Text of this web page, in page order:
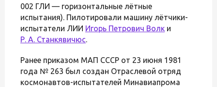
002 ГЛИ — горизонтальные лётные
испытания). Пилотировали машину лётчики-
испытатели ЛИИ Игорь Петрович Волк и
Р. А. Станкявичюс.
Ранее приказом МАП СССР от 23 июня 1981
года № 263 был создан Отраслевой отряд
космонавтов-испытателей Минавиапрома